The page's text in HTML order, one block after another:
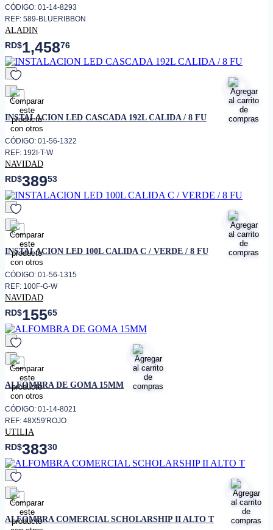
CÓDIGO: 01-14-8293
REF: 589-BLUERIBBON
ALADIN
RD$1,45876
favorito
INSTALACION LED CASCADA 192L CALIDA / 8 FU
CÓDIGO: 01-56-1322
REF: 192I-T-W
NAVIDAD
RD$38953
favorito
INSTALACION LED 100L CALIDA C / VERDE / 8 FU
CÓDIGO: 01-56-1315
REF: 100F-G-W
NAVIDAD
RD$15565
favorito
ALFOMBRA DE GOMA 15MM
CÓDIGO: 01-14-8021
REF: 48X59'ROJO
UTILIA
RD$38330
favorito
ALFOMBRA COMERCIAL SCHOLARSHIP II ALTO T